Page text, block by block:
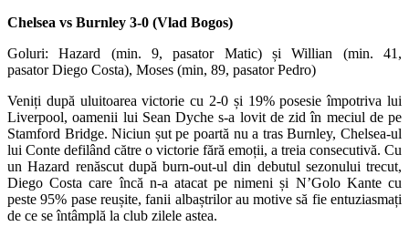
Chelsea vs Burnley 3-0 (Vlad Bogos)
Goluri: Hazard (min. 9, pasator Matic) și Willian (min. 41,
pasator Diego Costa), Moses (min, 89, pasator Pedro)
Veniți după uluitoarea victorie cu 2-0 și 19% posesie împotriva lui
Liverpool, oamenii lui Sean Dyche s-a lovit de zid în meciul de pe
Stamford Bridge. Niciun șut pe poartă nu a tras Burnley, Chelsea-ul
lui Conte defilând către o victorie fără emoții, a treia consecutivă. Cu
un Hazard renăscut după burn-out-ul din debutul sezonului trecut,
Diego Costa care încă n-a atacat pe nimeni și N’Golo Kante cu
peste 95% pase reușite, fanii albaștrilor au motive să fie entuziasmați
de ce se întâmplă la club zilele astea.